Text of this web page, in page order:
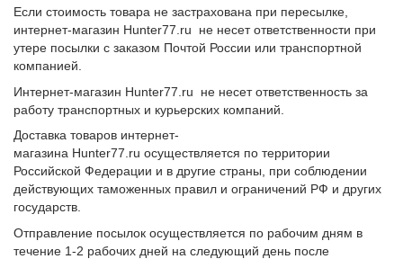
Если стоимость товара не застрахована при пересылке,
интернет-магазин Hunter77.ru не несет ответственности при
утере посылки с заказом Почтой России или транспортной
компанией.
Интернет-магазин Hunter77.ru не несет ответственность за
работу транспортных и курьерских компаний.
Доставка товаров интернет-
магазина Hunter77.ru осуществляется по территории
Российской Федерации и в другие страны, при соблюдении
действующих таможенных правил и ограничений РФ и других
государств.
Отправление посылок осуществляется по рабочим дням в
течение 1-2 рабочих дней на следующий день после